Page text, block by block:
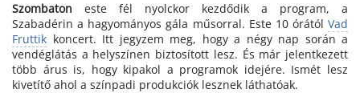
Szombaton este fél nyolckor kezdődik a program, a
Szabadérin a hagyományos gála műsorral. Este 10 órától Vad
Fruttik koncert. Itt jegyzem meg, hogy a négy nap során a
vendéglátás a helyszínen biztosított lesz. És már jelentkezett
több árus is, hogy kipakol a programok idejére. Ismét lesz
kivetítő ahol a színpadi produkciók lesznek láthatóak.